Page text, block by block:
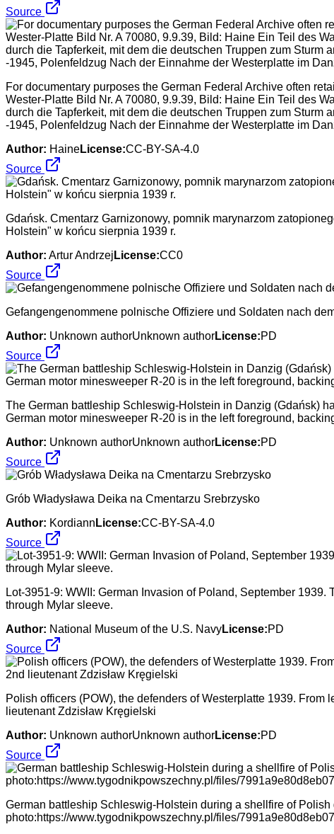
Source
For documentary purposes the German Federal Archive often
Wester-Platte Bild Nr. A 70080, 9.9.39, Bild: Haine Ein Teil des
durch die Tapferkeit, mit dem die deutschen Truppen zum
-1945, Polenfeldzug Nach der Einnahme der Westerplatte im
Author: HaineLicense:CC-BY-SA-4.0
Source
Gdańsk. Cmentarz Garnizonowy, pomnik marynarzom
Holstein" w końcu sierpnia 1939 r.
Author: Artur Andrzej License:CC0
Source
Gefangengenommene polnische Offiziere und Soldaten nach
Author: Unknown authorUnknown authorLicense:PD
Source
The German battleship Schleswig-Holstein in Danzig (Gdańsk)
German motor minesweeper R-20 is in the left foreground,
Author: Unknown authorUnknown authorLicense:PD
Source
Grób Władysława Deika na Cmentarzu Srebrzysko
Author: Kordiann License:CC-BY-SA-4.0
Source
Lot-3951-9: WWII: German Invasion of Poland, September
through Mylar sleeve.
Author: National Museum of the U.S. NavyLicense:PD
Source
Polish officers (POW), the defenders of Westerplatte 1939.
lieutenant Zdzisław Kręgielski
Author: Unknown authorUnknown authorLicense:PD
Source
German battleship Schleswig-Holstein during a shellfire of
photo:https://www.tygodnikpowszechny.pl/files/